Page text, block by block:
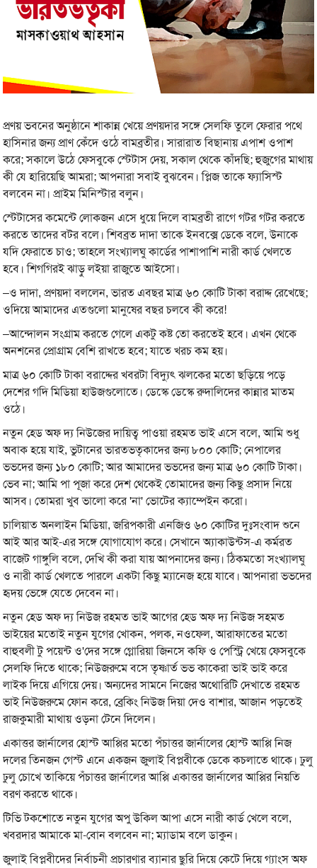
প্রণয় ভবনের অনুষ্ঠানে শাকান্ন খেয়ে প্রণয়দার সঙ্গে সেলফি তুলে ফেরার পথে
হাসিনার জন্য প্রাণ কেঁদে ওঠে বামব্রতীর। সারারাত বিছানায় এপাশ ওপাশ
করে; সকালে উঠে ফেসবুকে স্টেটাস দেয়, সকাল থেকে কাঁদছি; হুজুগের মাথায়
কী যে হারিয়েছি আমরা; আপনারা সবাই বুঝবেন। প্লিজ তাকে ফ্যাসিস্ট
বলবেন না। প্রাইম মিনিস্টার বলুন।
স্টেটাসের কমেন্টে লোকজন এসে ধুয়ে দিলে বামব্রতী রাগে গটর গটর করতে
করতে তাদের বটর বলে। শিবব্রত দাদা তাকে ইনবক্সে ডেকে বলে, উনাকে
যদি ফেরাতে চাও; তাহলে সংখ্যালঘু কার্ডের পাশাপাশি নারী কার্ড খেলতে
হবে। শিগগিরই ঝাড়ু লইয়া রাজুতে আইসো।
–ও দাদা, প্রণয়দা বললেন, ভারত এবছর মাত্র ৬০ কোটি টাকা বরাদ্দ রেখেছে;
ওদিয়ে আমাদের এতগুলো মানুষের বছর চলবে কী করে!
–আন্দোলন সংগ্রাম করতে গেলে একটু কষ্ট তো করতেই হবে। এখন থেকে
অনশনের প্রোগ্রাম বেশি রাখতে হবে; যাতে খরচ কম হয়।
মাত্র ৬০ কোটি টাকা বরাদ্দের খবরটা বিদ্যুৎ ঝলকের মতো ছড়িয়ে পড়ে
দেশের গদি মিডিয়া হাউজগুলোতে। ডেস্কে ডেস্কে রুদালিদের কান্নার মাতম
ওঠে।
নতুন হেড অফ দ্য নিউজের দায়িত্ব পাওয়া রহমত ভাই এসে বলে, আমি শুধু
অবাক হয়ে যাই, ভুটানের ভারতভতৃকাদের জন্য ৮০০ কোটি; নেপালের
ভভদের জন্য ১৮০ কোটি; আর আমাদের ভভদের জন্য মাত্র ৬০ কোটি টাকা।
ভেব না; আমি পা পূজা করে দেশ থেকেই তোমাদের জন্য কিছু প্রসাদ নিয়ে
আসব। তোমরা খুব ভালো করে 'না' ভোটের ক্যাম্পেইন করো।
চালিয়াত অনলাইন মিডিয়া, জরিপকারী এনজিও ৬০ কোটির দুঃসংবাদ শুনে
আই আর আই-এর সঙ্গে যোগাযোগ করে। সেখানে অ্যাকাউন্টস-এ কর্মরত
বাজেট গাঙ্গুলি বলে, দেখি কী করা যায় আপনাদের জন্য। ঠিকমতো সংখ্যালঘু
ও নারী কার্ড খেলতে পারলে একটা কিছু ম্যানেজ হয়ে যাবে। আপনারা ভভদের
হৃদয় ভেঙ্গে যেতে দেবেন না।
নতুন হেড অফ দ্য নিউজ রহমত ভাই আগের হেড অফ দ্য নিউজ সহমত
ভাইয়ের মতোই নতুন যুগের খোকন, পলক, নওফেল, আরাফাতের মতো
বাহুবলী টু পয়েন্ট ও'দের সঙ্গে গ্লোরিয়া জিনসে কফি ও পেস্ট্রি খেয়ে ফেসবুকে
সেলফি দিতে থাকে; নিউজরুমে বসে তৃষ্ণার্ত ভভ কাকেরা ভাই ভাই করে
লাইক দিয়ে এগিয়ে দেয়। অন্যদের সামনে নিজের অথোরিটি দেখাতে রহমত
ভাই নিউজরুমে ফোন করে, ব্রেকিং নিউজ দিয়া দেও বাশার, আজান পড়তেই
রাজকুমারী মাথায় ওড়না টেনে দিলেন।
একাত্তর জার্নালের হোস্ট আপ্পির মতো পঁচাত্তর জার্নালের হোস্ট আপ্পি নিজ
দলের তিনজন গেস্ট এনে একজন জুলাই বিপ্লবীকে ডেকে কচলাতে থাকে। ঢুলু
ঢুলু চোখে তাকিয়ে পঁচাত্তর জার্নালের আপ্পি একাত্তর জার্নালের আপ্পির নিয়তি
বরণ করতে থাকে।
টিভি টকশোতে নতুন যুগের অপু উকিল আপা এসে নারী কার্ড খেলে বলে,
খবরদার আমাকে মা-বোন বলবেন না; ম্যাডাম বলে ডাকুন।
জুলাই বিপ্লবীদের নির্বাচনী প্রচারণার ব্যানার ছুরি দিয়ে কেটে দিয়ে গ্যাংস অফ